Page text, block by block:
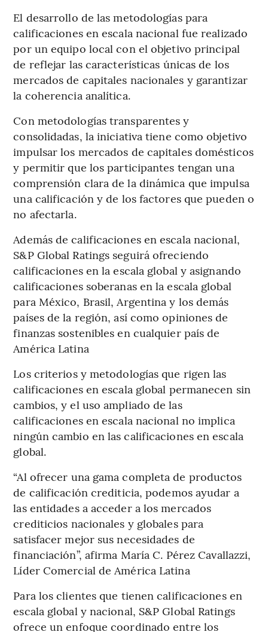
El desarrollo de las metodologías para
calificaciones en escala nacional fue realizado
por un equipo local con el objetivo principal
de reflejar las características únicas de los
mercados de capitales nacionales y garantizar
la coherencia analítica.
Con metodologías transparentes y
consolidadas, la iniciativa tiene como objetivo
impulsar los mercados de capitales domésticos
y permitir que los participantes tengan una
comprensión clara de la dinámica que impulsa
una calificación y de los factores que pueden o
no afectarla.
Además de calificaciones en escala nacional,
S&P Global Ratings seguirá ofreciendo
calificaciones en la escala global y asignando
calificaciones soberanas en la escala global
para México, Brasil, Argentina y los demás
países de la región, así como opiniones de
finanzas sostenibles en cualquier país de
América Latina
Los criterios y metodologías que rigen las
calificaciones en escala global permanecen sin
cambios, y el uso ampliado de las
calificaciones en escala nacional no implica
ningún cambio en las calificaciones en escala
global.
“Al ofrecer una gama completa de productos
de calificación crediticia, podemos ayudar a
las entidades a acceder a los mercados
crediticios nacionales y globales para
satisfacer mejor sus necesidades de
financiación”, afirma María C. Pérez Cavallazzi,
Líder Comercial de América Latina
Para los clientes que tienen calificaciones en
escala global y nacional, S&P Global Ratings
ofrece un enfoque coordinado entre los